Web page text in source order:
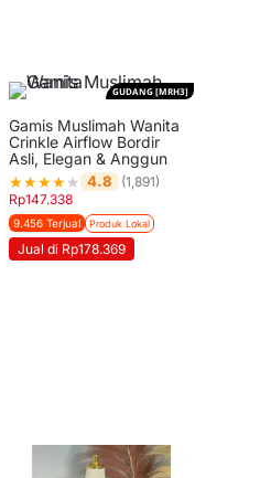
GUDANG [MRH3]
Gamis Muslimah Wanita
Crinkle Airflow Bordir
Asli, Elegan & Anggun
★★★★★ 4.8
(1,891)
Rp147.338
9.456 Terjual Produk Lokal
Jual di Rp178.369